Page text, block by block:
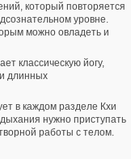
который повторяется
уровне.
можно овладеть и
классическую йогу,
длинных
в каждом разделе Кхи
нужно приступать
работы с телом.